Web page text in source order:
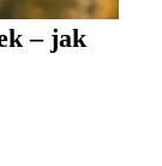
– jak